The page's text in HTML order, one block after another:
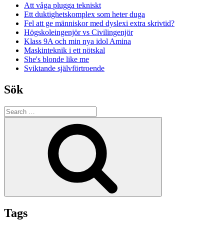
Att våga plugga tekniskt
Ett duktighetskomplex som heter duga
Fel att ge människor med dyslexi extra skrivtid?
Högskoleingenjör vs Civilingenjör
Klass 9A och min nya idol Amina
Maskinteknik i ett nötskal
She's blonde like me
Sviktande självförtroende
Sök
Search
for:
Tags